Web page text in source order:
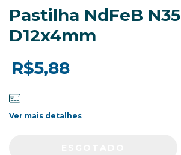
Pastilha NdFeB N35
D12x4mm
R$5,88
Ver mais detalhes